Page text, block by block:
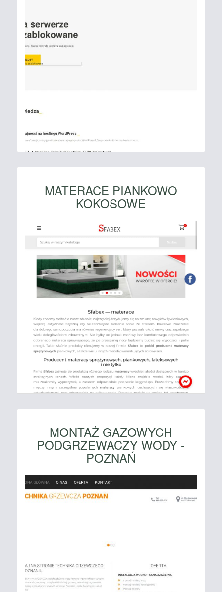
MATERACE PIANKOWO
KOKOSOWE
MONTAŻ GAZOWYCH
PODGRZEWACZY WODY -
POZNAŃ